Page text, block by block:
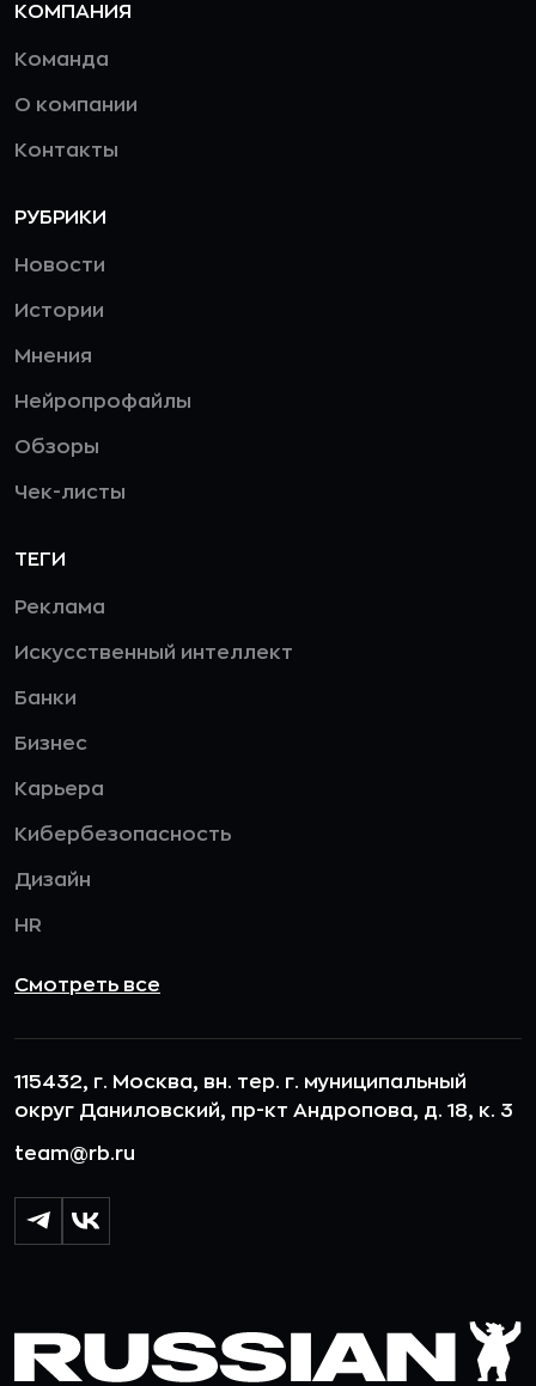
КОМПАНИЯ
Команда
О компании
Контакты
РУБРИКИ
Новости
Истории
Мнения
Нейропрофайлы
Обзоры
Чек-листы
ТЕГИ
Реклама
Искусственный интеллект
Банки
Бизнес
Карьера
Кибербезопасность
Дизайн
HR
Смотреть все
115432, г. Москва, вн. тер. г. муниципальный
округ Даниловский, пр-кт Андропова, д. 18, к. 3
team@rb.ru